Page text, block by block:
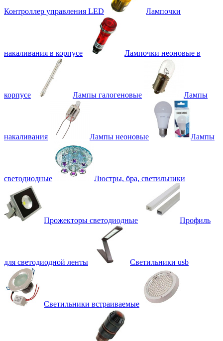
Контроллер управления LED Лампочки
накаливания в корпусе Лампочки неоновые в
корпусе Лампы галогеновые Лампы
накаливания Лампы неоновые Лампы
светодиодные Люстры, бра, светильники
Прожекторы светодиодные Профиль
для светодиодной ленты Светильники usb
Светильники встраиваемые